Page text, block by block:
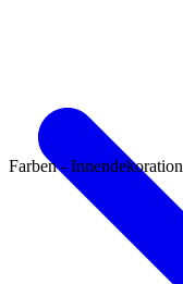
Farben - Innendekoration